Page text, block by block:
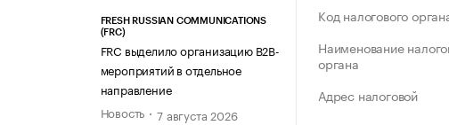
FRESH RUSSIAN COMMUNICATIONS
(FRC)
FRC выделило организацию B2B-
мероприятий в отдельное
направление
Новость
7 августа 2026
Код налогового
Наименование
органа
Адрес налоговой